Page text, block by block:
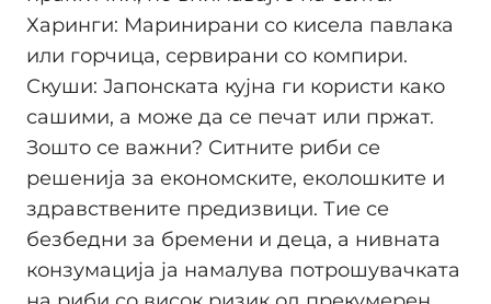
Харинги: Маринирани со кисела павлака
или горчица, сервирани со компири.
Скуши: Јапонската кујна ги користи како
сашими, а може да се печат или пржат.
Зошто се важни? Ситните риби се
решенија за економските, еколошките и
здравствените предизвици. Тие се
безбедни за бремени и деца, а нивната
конзумација ја намалува потрошувачката